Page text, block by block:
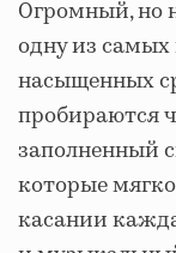
Огромный, но
одну из
насыщенных
пробираются
заполненный
которые
касании